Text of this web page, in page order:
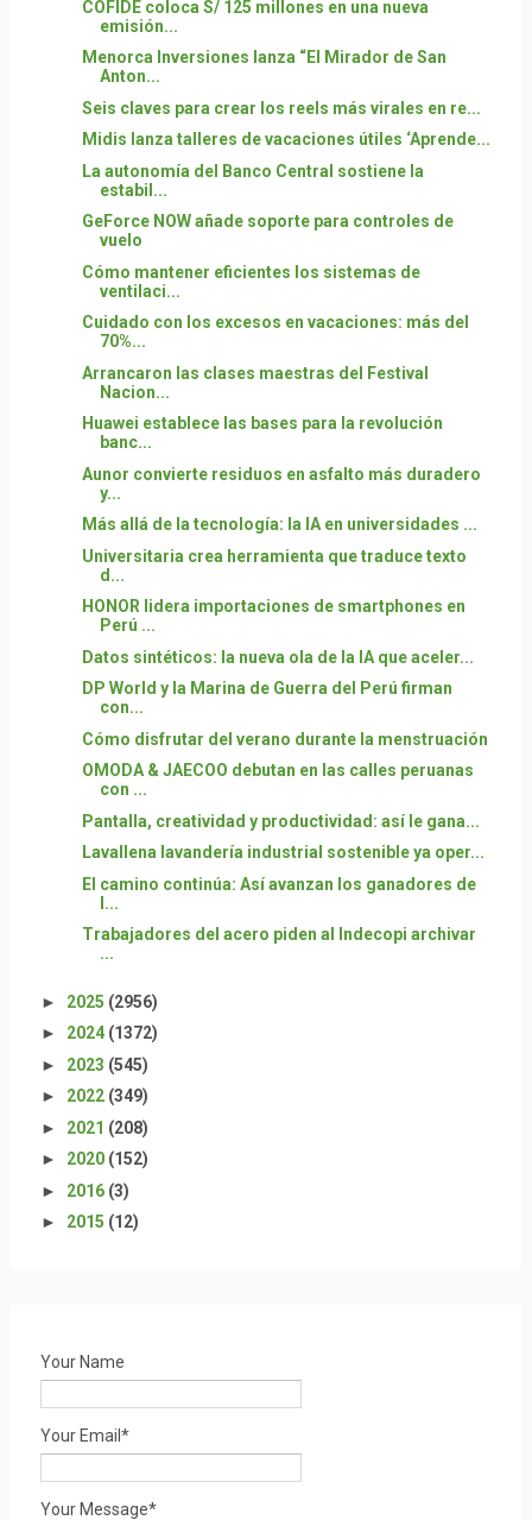
COFIDE coloca S/ 125 millones en una nueva
emisión...
Menorca Inversiones lanza “El Mirador de San
Anton...
Seis claves para crear los reels más virales en re...
Midis lanza talleres de vacaciones útiles ‘Aprende...
La autonomía del Banco Central sostiene la
estabil...
GeForce NOW añade soporte para controles de
vuelo
Cómo mantener eficientes los sistemas de
ventilaci...
Cuidado con los excesos en vacaciones: más del
70%...
Arrancaron las clases maestras del Festival
Nacion...
Huawei establece las bases para la revolución
banc...
Aunor convierte residuos en asfalto más duradero
y...
Más allá de la tecnología: la IA en universidades ...
Universitaria crea herramienta que traduce texto
d...
HONOR lidera importaciones de smartphones en
Perú ...
Datos sintéticos: la nueva ola de la IA que aceler...
DP World y la Marina de Guerra del Perú firman
con...
Cómo disfrutar del verano durante la menstruación
OMODA & JAECOO debutan en las calles peruanas
con ...
Pantalla, creatividad y productividad: así le gana...
Lavallena lavandería industrial sostenible ya oper...
El camino continúa: Así avanzan los ganadores de
l...
Trabajadores del acero piden al Indecopi archivar
...
► 2025 (2956)
► 2024 (1372)
► 2023 (545)
► 2022 (349)
► 2021 (208)
► 2020 (152)
► 2016 (3)
► 2015 (12)
Your Name
Your Email*
Your Message*